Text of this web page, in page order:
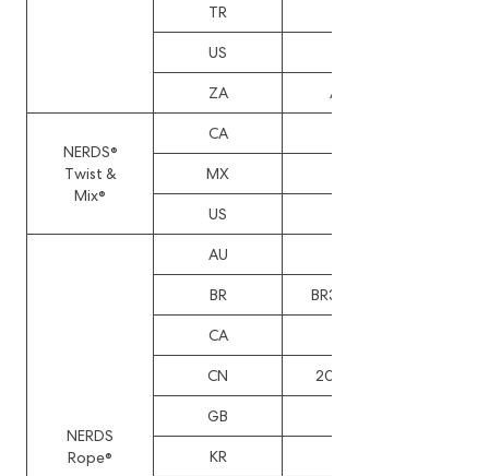
TR
US
ZA A2023/01244
NERDS®
Twist &
Mix®
CA
MX
US
NERDS
Rope®
AU
BR BR3020230021892
CA
CN 202460000817.X
GB
KR